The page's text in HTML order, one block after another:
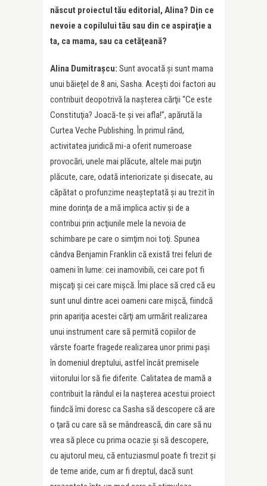
născut proiectul tău editorial, Alina? Din ce
nevoie a copilului tău sau din ce aspiraţie a
ta, ca mama, sau ca cetăţeană?
Alina Dumitraşcu: Sunt avocată şi sunt mama
unui băieţel de 8 ani, Sasha. Aceşti doi factori au
contribuit deopotrivă la naşterea cărţii “Ce este
Constituţia? Joacă-te şi vei afla!”, apărută la
Curtea Veche Publishing. În primul rând,
activitatea juridică mi-a oferit numeroase
provocări, unele mai plăcute, altele mai puţin
plăcute, care, odată interiorizate şi disecate, au
căpătat o profunzime neaşteptată şi au trezit în
mine dorinţa de a mă implica activ şi de a
contribui prin acţiunile mele la nevoia de
schimbare pe care o simţim noi toţi. Spunea
cândva Benjamin Franklin că există trei feluri de
oameni în lume: cei inamovibili, cei care pot fi
mişcaţi şi cei care mişcă. Îmi place să cred că eu
sunt unul dintre acei oameni care mişcă, fiindcă
prin apariţia acestei cărţi am urmărit realizarea
unui instrument care să permită copiilor de
vârste foarte fragede realizarea unor primi paşi
în domeniul dreptului, astfel încât premisele
viitorului lor să fie diferite. Calitatea de mamă a
contribuit la rândul ei la naşterea acestui proiect
fiindcă îmi doresc ca Sasha să descopere că are
o ţară cu care să se mândrească, din care să nu
vrea să plece cu prima ocazie şi să descopere,
cu ajutorul meu, că entuziasmul poate fi trezit şi
de teme aride, cum ar fi dreptul, dacă sunt